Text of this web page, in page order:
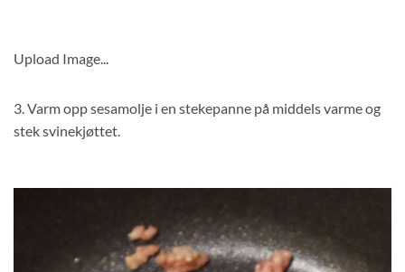
Upload Image...
3. Varm opp sesamolje i en stekepanne på middels varme og
stek svinekjøttet.